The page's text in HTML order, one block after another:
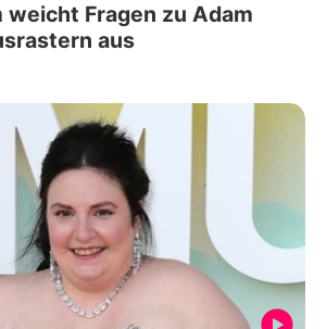
weicht Fragen zu Adam
aus